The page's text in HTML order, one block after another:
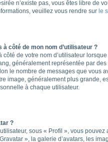
n’existe pas, vous êtes libre de
veuillez vous rendre sur le
côté de mon nom d’utilisateur ?
de votre nom d’utilisateur
généralement représentée par
le nombre de messages que vous
image, généralement plus grande,
à chaque utilisateur.
?
sous « Profil », vous
», la galerie d’avatars, les